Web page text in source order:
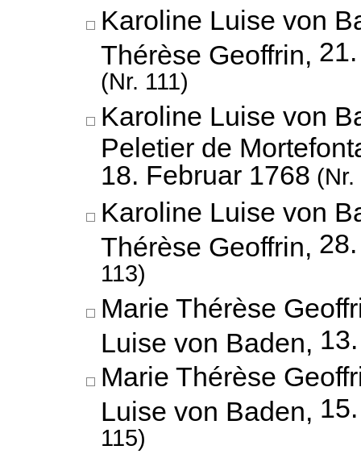
Karoline Luise von
Thérèse Geoffrin,
(Nr. 111)
Karoline Luise von
Peletier de
18. Februar 1768 (Nr.
Karoline Luise von
Thérèse Geoffrin,
113)
Marie Thérèse
Luise von Baden,
Marie Thérèse
Luise von Baden,
115)